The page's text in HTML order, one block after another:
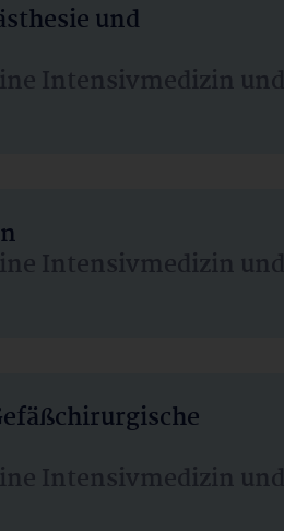
und
Intensivmedizin und
Intensivmedizin und
Intensivmedizin und